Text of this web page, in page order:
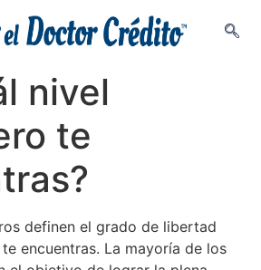
nivel
te
definen el grado de libertad
encuentras. La mayoría de los